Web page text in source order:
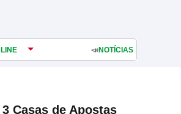
📣NOTÍCIAS
3 Casas de Apostas